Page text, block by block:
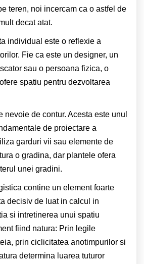
teren, noi incercam ca o astfel de
decat atat.
individual este o reflexie a
Fie ca este un designer, un
sau o persoana fizica, o
spatiu pentru dezvoltarea
nevoie de contur. Acesta este unul
de proiectare a
garduri vii sau elemente de
o gradina, dar plantele ofera
unei gradini.
contine un element foarte
decisiv de luat in calcul in
si intretinerea unui spatiu
fiind natura: Prin legile
prin ciclicitatea anotimpurilor si
determina luarea tuturor